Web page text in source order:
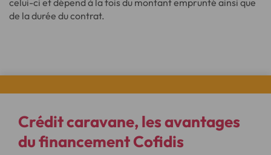
celui-ci et dépend à la fois du montant emprunté ainsi que
de la durée du contrat.
Crédit caravane, lesavantages
du financement Cofidis